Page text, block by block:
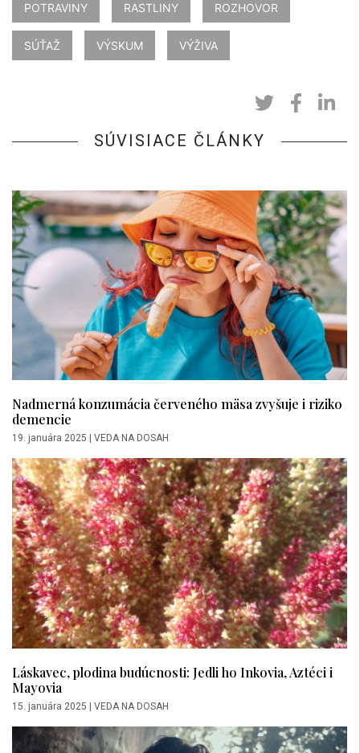
POTRAVINY RASTLINY ROZHOVOR
SÚŤAŽ VÝSKUM VÝŽIVA
SÚVISIACE ČLÁNKY
Nadmerná konzumácia červeného mäsa zvyšuje i riziko
demencie
19. januára 2025 VEDA NA DOSAH
Láskavec, plodina budúcnosti: Jedli ho Inkovia, Aztéci i
Mayovia
15. januára 2025 | VEDA NA DOSAH